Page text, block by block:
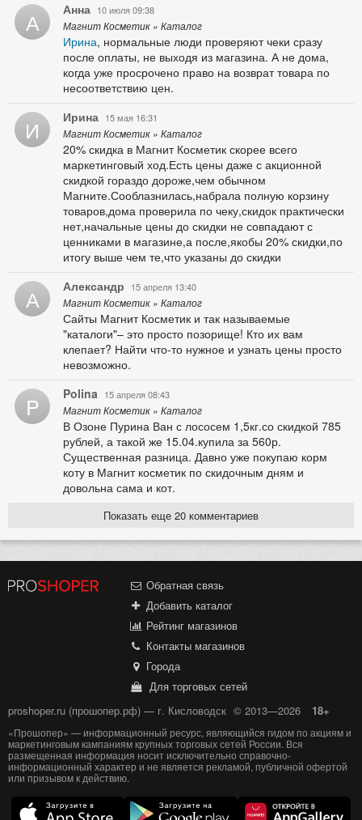
А Анна 10 июля 09:38
Магнит Косметик » Каталог
Ирина, нормальные люди проверяют чеки сразу
после оплаты, не выходя из магазина. А не дома,
когда уже просрочено право на возврат товара по
несоответствию цен.
И Ирина 15 мая 16:31
Магнит Косметик » Каталог
20% скидка в Магнит Косметик скорее всего
маркетинговый ход.Есть цены даже с акционной
скидкой гораздо дороже,чем обычном
Магните.Сооблазнилась,набрала полную корзину
товаров,дома проверила по чеку,скидок практически
нет,начальные цены до скидки не совпадают с
ценниками в магазине,а после,якобы 20% скидки,по
итогу выше чем те,что указаны до скидки
А Александр
15 апреля 13:40
Магнит Косметик » Каталог
Сайты Магнит Косметик и так называемые
"каталоги"– это просто позорище! Кто их вам
клепает? Найти что-то нужное и узнать цены просто
невозможно.
P Polina
15 апреля 08:43
Магнит Косметик » Каталог
В Озоне Пурина Ван с лососем 1,5кг.со скидкой 785
рублей, а такой же 15.04.купила за 560р.
Существенная разница. Давно уже покупаю корм
коту в Магнит косметик по скидочным дням и
довольна сама и кот.
Показать еще 20 комментариев
Обратная связь
Добавить каталог
Рейтинг магазинов
Контакты магазинов
Города
Для торговых сетей
proshoper.ru (прошопер.рф) — г. Кисловодск © 2013—2026 18+
«Прошопер» — информационный ресурс, являющийся гидом по акциям и
маркетинговым кампаниям крупных торговых сетей России. Вся
размещенная информация носит исключительно справочно-
информационный характер и не является рекламой, публичной офертой
или призывом к действию.